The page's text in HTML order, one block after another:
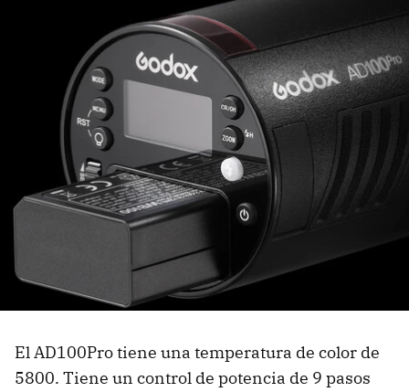
El AD100Pro tiene una temperatura de color de
5800. Tiene un control de potencia de 9 pasos